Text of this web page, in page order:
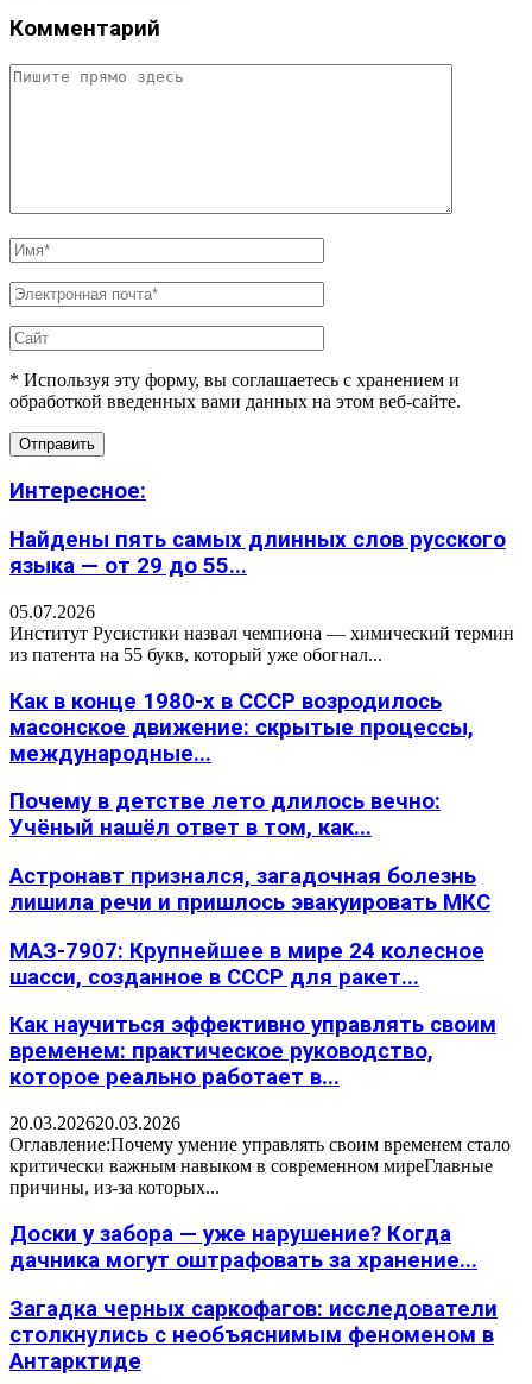
Комментарий
* Используя эту форму, вы соглашаетесь с хранением и
обработкой введенных вами данных на этом веб-сайте.
Интересное:
Найдены пять самых длинных слов русского
языка — от 29 до 55...
05.07.2026
Институт Русистики назвал чемпиона — химический термин
из патента на 55 букв, который уже обогнал...
Как в конце 1980-х в СССР возродилось
масонское движение: скрытые процессы,
международные...
Почему в детстве лето длилось вечно:
Учёный нашёл ответ в том, как...
Астронавт признался, загадочная болезнь
лишила речи и пришлось эвакуировать МКС
МАЗ-7907: Крупнейшее в мире 24 колесное
шасси, созданное в СССР для ракет...
Как научиться эффективно управлять своим
временем: практическое руководство,
которое реально работает в...
20.03.202620.03.2026
Оглавление:Почему умение управлять своим временем стало
критически важным навыком в современном миреГлавные
причины, из-за которых...
Доски у забора — уже нарушение? Когда
дачника могут оштрафовать за хранение...
Загадка черных саркофагов: исследователи
столкнулись с необъяснимым феноменом в
Антарктиде